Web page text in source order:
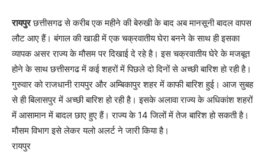
रायपुरछत्तीसगढ से करीब एक महीने की बेरुखी के बाद अब मानसूनी बादल वापस
लौट आए हैं। बंगाल की खाडी में एक चक्रवातीय घेरा बनने के साथ ही इसका
व्यापक असर राज्य के मौसम पर दिखाई दे रहे है। इस चक्रवातीय घेरे के मजबूत
होने के साथ छत्तीसगढ में कई शहरों में पिछले दो दिनों से अच्छी बारिश हो रही है।
गुरुवार को राजधानी रायपुर और अम्बिकापुर शहर में काफी बारिश हुई। आज सुबह
से ही बिलासपुर में अच्छी बारिश हो रही है। इसके अलावा राज्य के अधिकांश शहरों
में आसामान में बादल छाए हुए हैं। राज्य के 14 जिलों में तेज बारिश हो सकती है।
मौसम विभाग इसे लेकर यलो अलर्ट ने जारी किया है।
रायपुर